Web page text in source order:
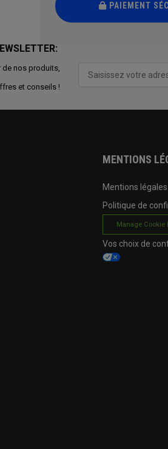
PAIEMENT
de nos produits,
et conseils !
MENTIONS
Mentions légales
Politique de
Manage Cookie
Vos choix de